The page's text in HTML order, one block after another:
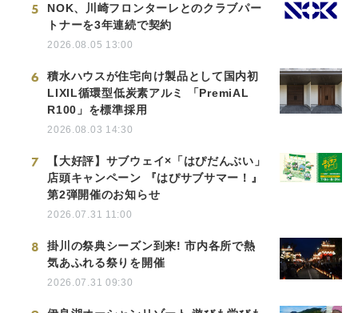
5
NOK、川崎フロンターレとのクラブパー
トナーを3年連続で契約
2026.08.05 13:00
6
積水ハウスが住宅向け製品として国内初
LIXIL循環型低炭素アルミ 「PremiAL
R100」を標準採用
2026.08.03 14:30
7
【大好評】サブウェイ×「はぴだんぶい」
店頭キャンペーン 『はぴサブサマー！』
第2弾開催のお知らせ
2026.07.31 11:00
8
掛川の祭典シーズン到来! 市内各所で熱
気あふれる祭りを開催
2026.07.31 09:30